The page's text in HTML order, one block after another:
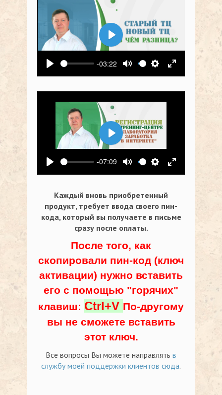
Воспроизвести
-03:22
Выключить звук
Настройки
На весь
Воспроизвести
Воспроизвести
-07:09
Выключить звук
Настройки
На весь
Воспроизвести
Каждый вновь приобретенный
продукт, требует ввода своего пин-
кода, который вы получаете в письме
сразу после оплаты.
После того, как
скопировали пин-код (ключ
активации) нужно вставить
его с помощью "горячих"
клавиш: Ctrl+V По-другому
вы не сможете вставить
этот ключ.
Все вопросы Вы можете направлять в
службу моей поддержки клиентов сюда.